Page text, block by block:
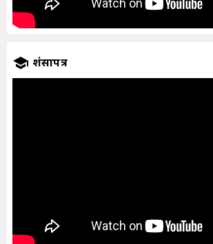
प्रशंसापत्र